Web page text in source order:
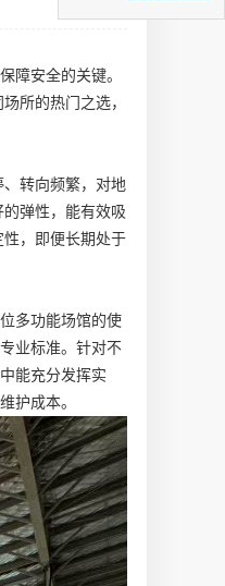
安全的关键。
所的热门之选，
转向频繁，对地
弹性，能有效吸
，即便长期处于
多功能场馆的使
业标准。针对不
能充分发挥实
护成本。